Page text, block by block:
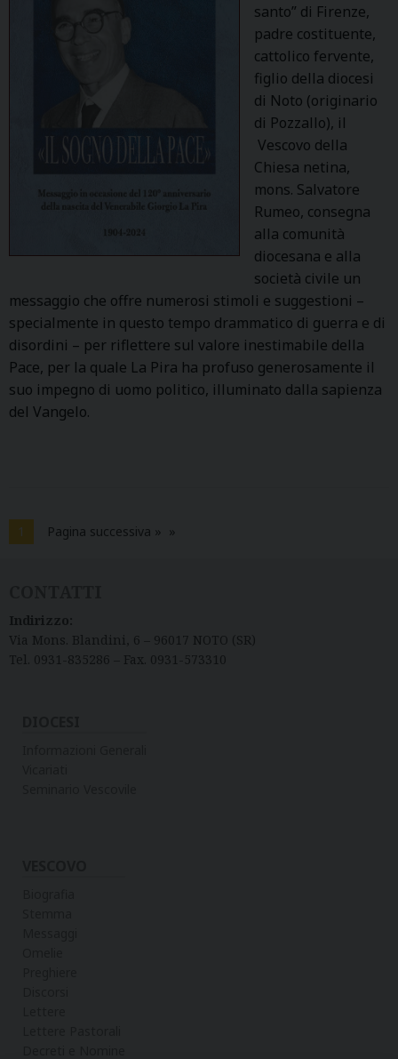
santo” di Firenze,
padre costituente,
cattolico fervente,
figlio della diocesi
di Noto (originario
di Pozzallo), il
Vescovo della
Chiesa netina,
mons. Salvatore
Rumeo, consegna
alla comunità
diocesana e alla
società civile un
messaggio che offre numerosi stimoli e suggestioni –
specialmente in questo tempo drammatico di guerra e di
disordini – per riflettere sul valore inestimabile della
Pace, per la quale La Pira ha profuso generosamente il
suo impegno di uomo politico, illuminato dalla sapienza
del Vangelo.
1 Pagina successiva »
Indirizzo:
Via Mons. Blandini, 6 – 96017 NOTO (SR)
Tel. 0931-835286 – Fax. 0931-573310